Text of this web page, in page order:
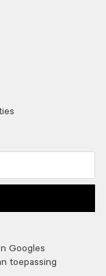
Googles
toepassing